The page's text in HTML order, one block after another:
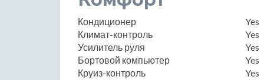
Кондиционер
Yes
Климат-контроль
Yes
Усилитель руля
Yes
Бортовой компьютер
Yes
Круиз-контроль
Yes